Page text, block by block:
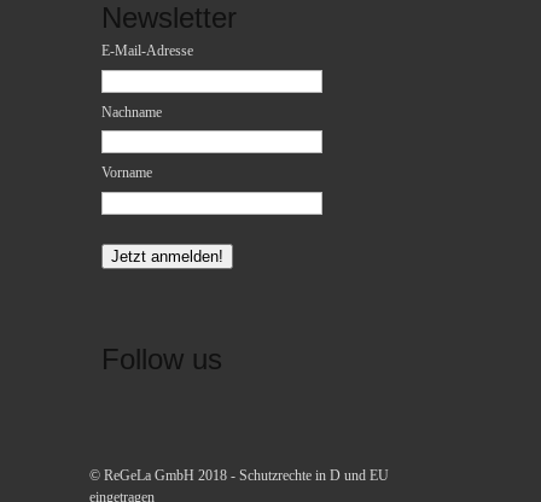
Newsletter
E-Mail-Adresse
Nachname
Vorname
Follow us
© ReGeLa GmbH 2018 - Schutzrechte in D und EU
eingetragen